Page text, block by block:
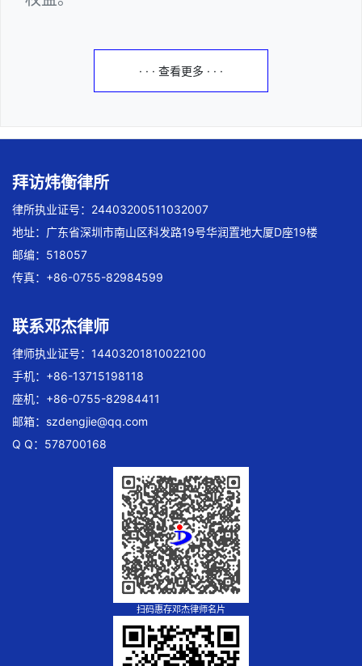
· · · 查看更多 · · ·
拜访炜衡律所
律所执业证号：24403200511032007
地址：广东省深圳市南山区科发路19号华润置地大厦D座19楼
邮编：518057
传真：+86-0755-82984599
联系邓杰律师
律师执业证号：14403201810022100
手机：+86-13715198118
座机：+86-0755-82984411
邮箱： szdengjie@qq.com
Q Q：578700168
扫码惠存邓杰律师名片